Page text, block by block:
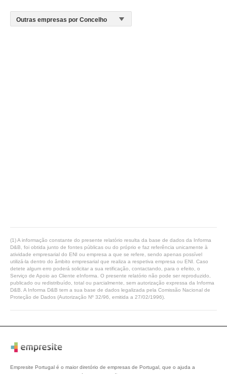
(1) A informação constante do presente relatório resulta da base de dados da Informa
D&B, foi obtida junto de fontes públicas ou do próprio e faz referência unicamente à
atividade empresarial do ENI ou empresa a que se refere, sendo apenas possível
utilizá-la dentro do âmbito empresarial que realiza a respetiva empresa ou ENI. Caso
detete algum erro poderá solicitar a sua retificação, contactando, para o efeito, o
Serviço de Apoio ao Cliente eInforma. O presente relatório não pode ser reproduzido,
publicado ou redistribuído, total ou parcialmente, sem autorização expressa da Informa
D&B. A Informa D&B tem a sua base de dados legalizada pela Comissão Nacional de
Proteção de Dados (Autorização Nº 32/96, emitida a 27/02/1996).
Empresite Portugal é o maior diretório de empresas de Portugal, que o ajuda a